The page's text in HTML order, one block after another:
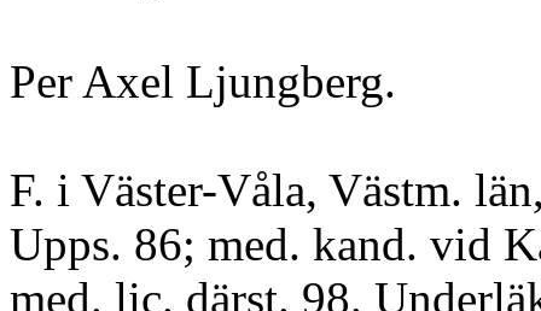
Per Axel Ljungberg.
F. i Väster-Våla, Västm.
Upps. 86; med. kand. vid
med. lic. därst. 98.